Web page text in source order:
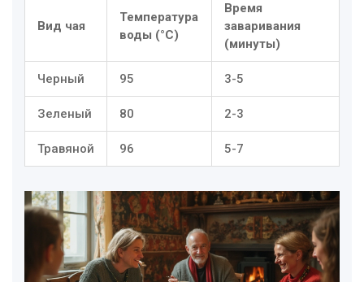
Вид чая
Температура
воды (°C)
Время
заваривания
(минуты)
Черный 95 3-5
Зеленый 80 2-3
Травяной 96 5-7